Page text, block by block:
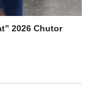
2026 Chutor